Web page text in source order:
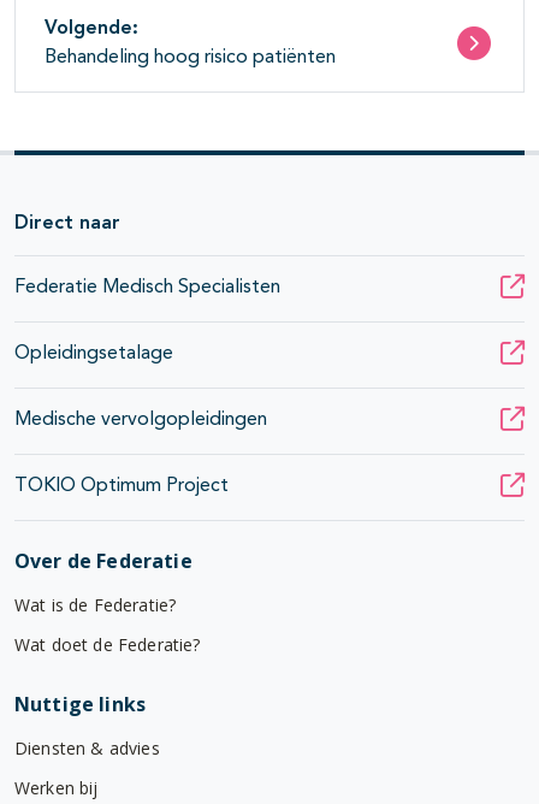
Volgende:
Behandeling hoog risico patiënten
Direct naar
Federatie Medisch Specialisten
Opleidingsetalage
Medische vervolgopleidingen
TOKIO Optimum Project
Over de Federatie
Wat is de Federatie?
Wat doet de Federatie?
Nuttige links
Diensten & advies
Werken bij